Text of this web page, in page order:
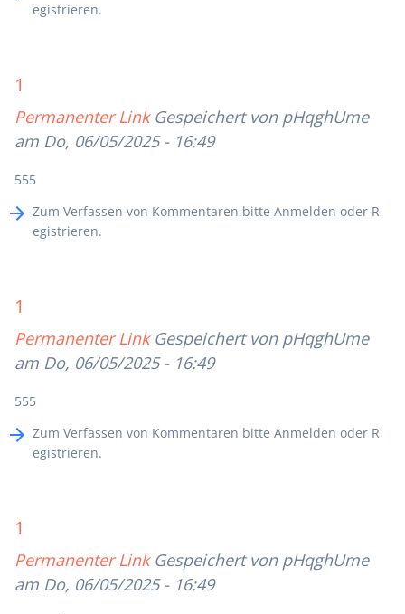
egistrieren.
1
Permanenter Link Gespeichert von pHqghUme
am Do, 06/05/2025 - 16:49
555
Zum Verfassen von Kommentaren bitte Anmelden oder R
egistrieren.
1
Permanenter Link Gespeichert von pHqghUme
am Do, 06/05/2025 - 16:49
555
Zum Verfassen von Kommentaren bitte Anmelden oder R
egistrieren.
1
Permanenter Link Gespeichert von pHqghUme
am Do, 06/05/2025 - 16:49